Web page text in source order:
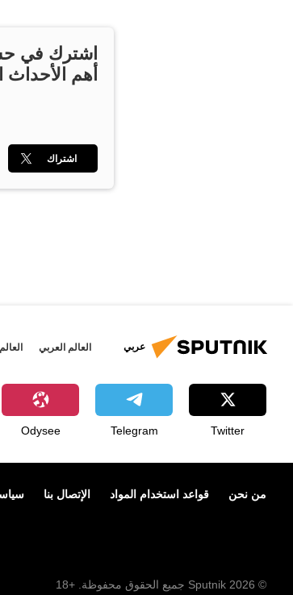
اشترك في
أهم الأحداث
اشتراك
عربي العالم العربي العالم
Twitter
Telegram
Odysee
من نحن قواعد استخدام المواد الإتصال بنا
© 2026 Sputnik جميع الحقوق محفوظة. +18